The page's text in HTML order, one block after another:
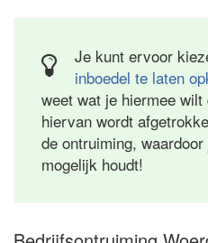
Je kunt ervoor
inboedel te laten
weet wat je hiermee
hiervan wordt
de ontruiming,
mogelijk houdt!